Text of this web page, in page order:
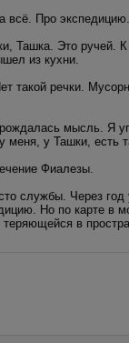
всё. Про
Ташка. Это ручей.
из кухни.
такой речки.
мысль. Я
у Ташки, есть
Фиалезы.
службы. Через
Но по карте в
в